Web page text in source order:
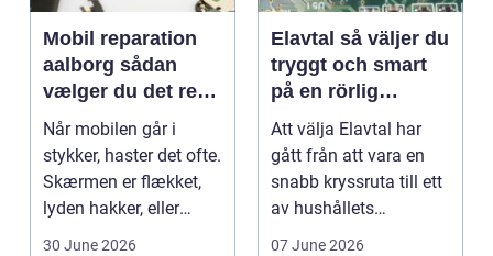
Mobil reparation
aalborg sådan
vælger du det rette
værksted
Når mobilen går i
stykker, haster det ofte.
Skærmen er flækket,
lyden hakker, eller
batteriet løber ...
30 June 2026
Elavtal så väljer du
tryggt och smart
på en rörlig
elmarknad
Att välja Elavtal har
gått från att vara en
snabb kryssruta till ett
av hushållets
viktigaste ekonom...
07 June 2026